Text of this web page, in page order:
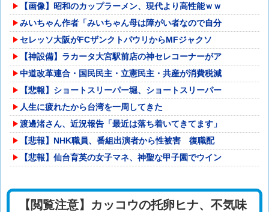
【画像】昭和のカップラーメン、現代より高性能ｗｗ
みいちゃん作者「みいちゃん母は障がい者なので自分
セレッソ大阪がFCザンクトパウリからMFジャクソ
【神設備】ラカータ大宮駅前店の神セレコーナーがア
中道改革連合・国民民主・立憲民主・共産が消費税減
【悲報】ショートスリーパー堀、ショートスリーパー
人生に疲れたから台湾を一周してきた
渡邊渚さん、近況報告「最近は落ち着いてきてます」
【悲報】NHK職員、番組出演者から性被害 復職配
【悲報】仙台育英の女子マネ、神聖な甲子園でウイン
【閲覧注意】カッコウの托卵ヒナ、不気味